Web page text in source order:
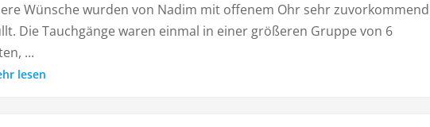
Wünsche wurden von Nadim mit offenem Ohr sehr zuvorkommend
Die Tauchgänge waren einmal in einer größeren Gruppe von 6
...
lesen